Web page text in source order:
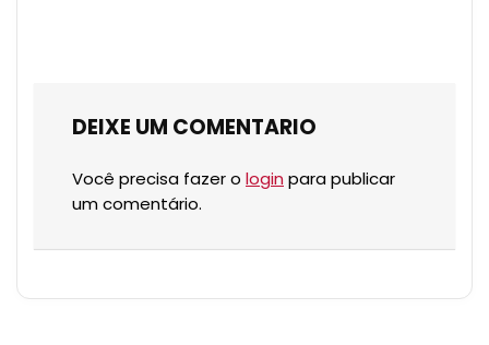
DEIXE UM COMENTARIO
Você precisa fazer o login para publicar
um comentário.